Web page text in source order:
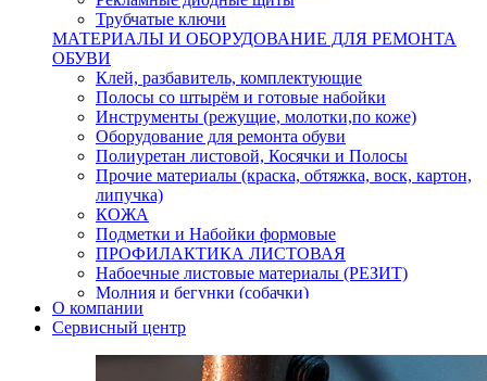
Трубчатые ключи
МАТЕРИАЛЫ И ОБОРУДОВАНИЕ ДЛЯ РЕМОНТА
ОБУВИ
Клей, разбавитель, комплектующие
Полосы со штырём и готовые набойки
Инструменты (режущие, молотки,по коже)
Оборудование для ремонта обуви
Полиуретан листовой, Косячки и Полосы
Прочие материалы (краска, обтяжка, воск, картон,
липучка)
КОЖА
Подметки и Набойки формовые
ПРОФИЛАКТИКА ЛИСТОВАЯ
Набоечные листовые материалы (РЕЗИТ)
Молния и бегунки (собачки)
Нитки,иглы-шило,крючки.
Уход и косметика для обуви
Кнопки (магнитые,кобурные)
Пряжки для ремня
О компании
Сервисный центр